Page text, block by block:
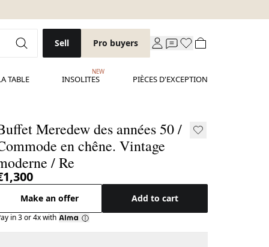
Sell Pro buyers
TABLE INSOLITES
NEW
PIÈCES D'EXCEPTION
Meredew des années 50 /
en chêne. Vintage
/ Re
Make an offer Add to cart
in 3 or 4x with